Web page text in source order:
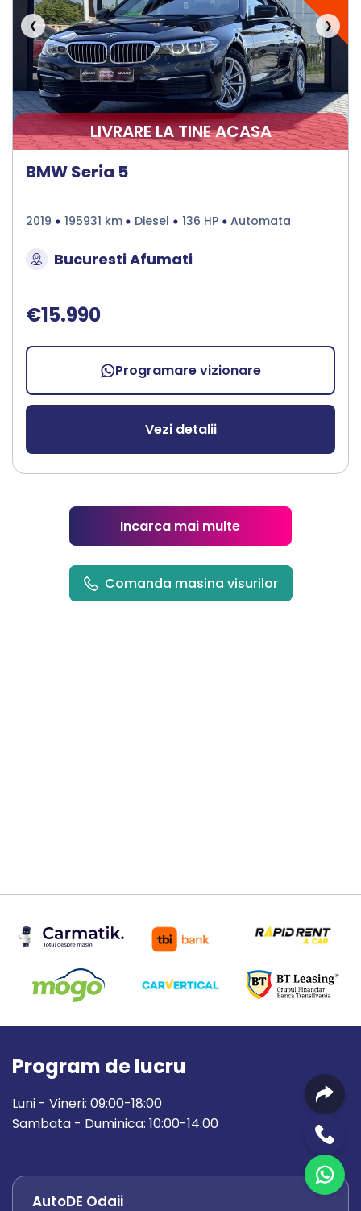
❮ ❯
LIVRARE LA TINE ACASA
BMW Seria 5
2019 195931 km Diesel 136 HP Automata
Bucuresti Afumati
€15.990
Programare vizionare
Vezi detalii
Incarca mai multe
Comanda masina visurilor
Program de lucru
Luni - Vineri: 09:00-18:00
Sambata - Duminica: 10:00-14:00
AutoDE Odaii